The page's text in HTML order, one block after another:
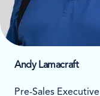
Andy Lamacraft
Pre-Sales Executive